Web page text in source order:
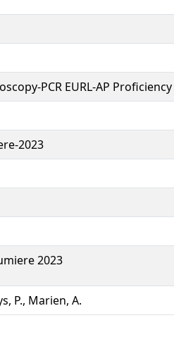
PCR EURL-AP
2023
2023
P., Marien, A.